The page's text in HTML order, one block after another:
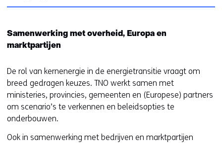
Samenwerking met overheid, Europa en
marktpartijen
De rol van kernenergie in de energietransitie vraagt om
breed gedragen keuzes. TNO werkt samen met
ministeries, provincies, gemeenten en (Europese) partners
om scenario’s te verkennen en beleidsopties te
onderbouwen.
Ook in samenwerking met bedrijven en marktpartijen